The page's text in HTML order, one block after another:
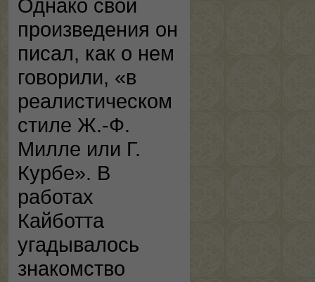
Однако свои
произведения он
писал, как о нем
говорили, «в
реалистическом
стиле Ж.-Ф.
Милле или Г.
Курбе». В
работах
Кайботта
угадывалось
знакомство